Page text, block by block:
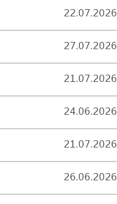
22.07.2026
27.07.2026
21.07.2026
24.06.2026
21.07.2026
26.06.2026